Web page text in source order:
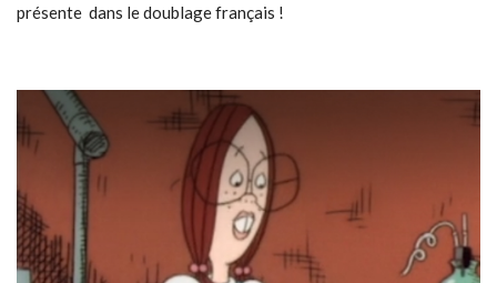
présente dans le doublage français !